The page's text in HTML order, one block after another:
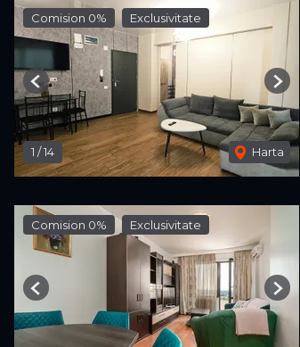
Comision 0% Exclusivitate
1 /14 Harta
Previous Next
Comision 0% Exclusivitate
Previous Next